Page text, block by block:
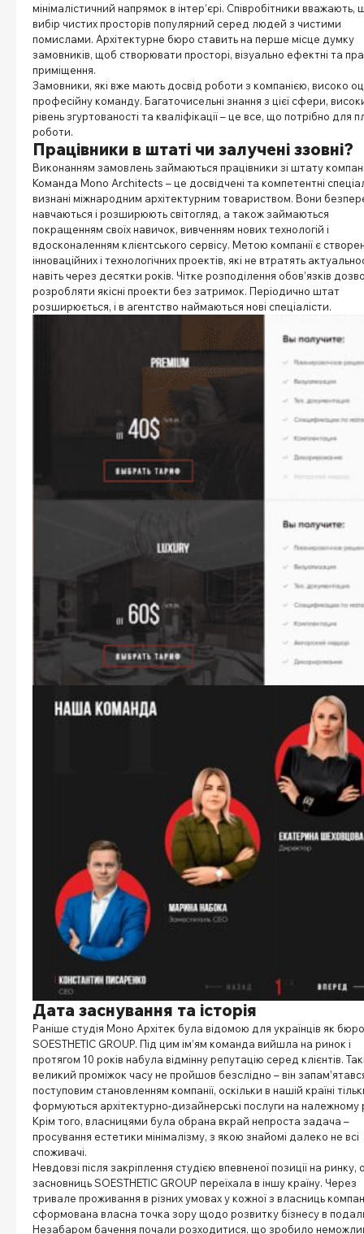
мінімалістичний напрямок в інтер’єрі. Співробітники вважають,
вибір чистих просторів популярний серед людей з чистими
помислами. Архітектурне бюро ставить на перше місце думку
замовників, щоб створювати просторі, візуально ефектні та
приміщення.
Замовники, які вже мають досвід роботи з компанією, високо
професійну команду. Багаточисельні знання з цієї сфери,
рівень згуртованості та кваліфікації – це все, що потрібно для
роботи.
Працівники в штаті чи залучені ззовні?
Виконанням замовлень займаються працівники зі штату
Команда Mono Architects – це досвідчені та компетентні
визнані міжнародним архітектурним товариством. Вони
навчаються і розширюють світогляд, а також займаються
покращенням своїх навичок, вивченням нових технологій і
вдосконаленням клієнтського сервісу. Метою компанії є
інноваційних і технологічних проектів, які не втратять
навіть через десятки років. Чітке розподілення обов’язків
розробляти якісні проекти без затримок. Періодично штат
розширюється, і в агентство наймаються нові спеціалісти.
Дата заснування та історія
Раніше студія Моно Архітек була відомою для українців як бюро
SOESTHETIC GROUP. Під цим ім’ям команда вийшла на ринок і
протягом 10 років набула відмінну репутацію серед клієнтів.
великий проміжок часу не пройшов безслідно – він
поступовим становленням компанії, оскільки в нашій країні
формуються архітектурно-дизайнерські послуги на належному
Крім того, власницями була обрана вкрай непроста задача –
просування естетики мінімалізму, з якою знайомі далеко не всі
споживачі.
Невдовзі після закріплення студією впевненої позиції на ринку,
засновниць SOESTHETIC GROUP переїхала в іншу країну. Через
тривале проживання в різних умовах у кожної з власниць
сформована власна точка зору щодо розвитку бізнесу в
Незабаром бачення почали розходитися, що зробило